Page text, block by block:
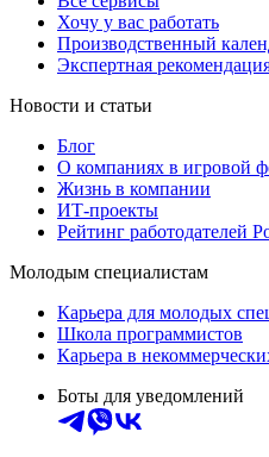
Хочу у вас работать
Производственный
Экспертная
Новости и статьи
Блог
О компаниях в игровой
Жизнь в компании
ИТ-проекты
Рейтинг работодателей
Молодым специалистам
Карьера для молодых
Школа программистов
Карьера в
Боты для уведомлений